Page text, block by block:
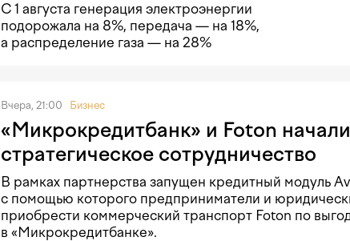
С 1 августа генерация электроэнергии
подорожала на 8%, передача — на 18%,
а распределение газа — на 28%
Вчера, 21:00 Бизнес
«Микрокредитбанк» и Foton начали
стратегическое сотрудничество
В рамках партнерства запущен кредитный модуль
с помощью которого предприниматели и
приобрести коммерческий транспорт Foton по
в «Микрокредитбанке».